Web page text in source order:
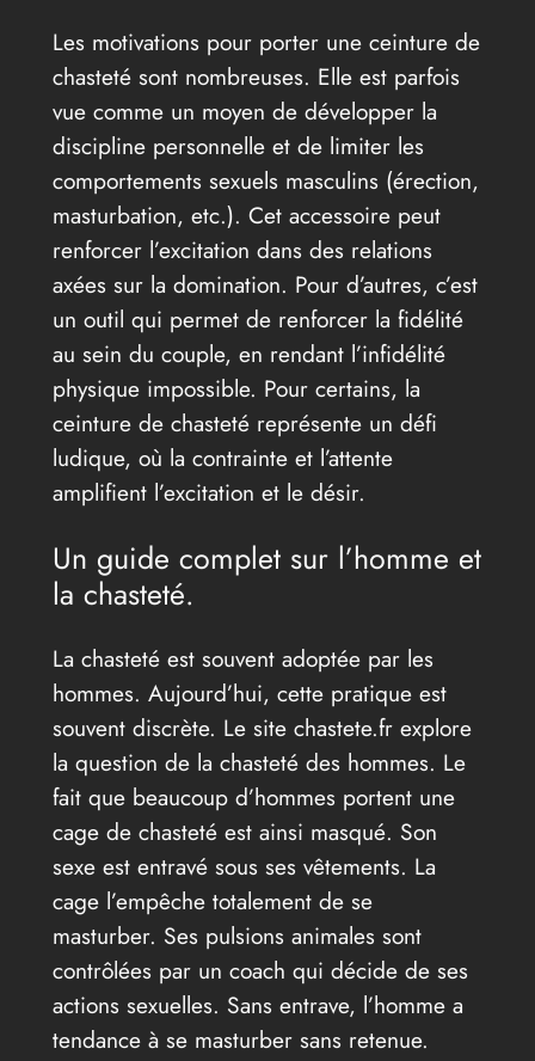
Les motivations pour porter une ceinture de
chasteté sont nombreuses. Elle est parfois
vue comme un moyen de développer la
discipline personnelle et de limiter les
comportements sexuels masculins (érection,
masturbation, etc.). Cet accessoire peut
renforcer l’excitation dans des relations
axées sur la domination. Pour d’autres, c’est
un outil qui permet de renforcer la fidélité
au sein du couple, en rendant l’infidélité
physique impossible. Pour certains, la
ceinture de chasteté représente un défi
ludique, où la contrainte et l’attente
amplifient l’excitation et le désir.
Un guide complet sur l’homme et
la chasteté.
La chasteté est souvent adoptée par les
hommes. Aujourd’hui, cette pratique est
souvent discrète. Le site chastete.fr explore
la question de la chasteté des hommes. Le
fait que beaucoup d’hommes portent une
cage de chasteté est ainsi masqué. Son
sexe est entravé sous ses vêtements. La
cage l’empêche totalement de se
masturber. Ses pulsions animales sont
contrôlées par un coach qui décide de ses
actions sexuelles. Sans entrave, l’homme a
tendance à se masturber sans retenue.